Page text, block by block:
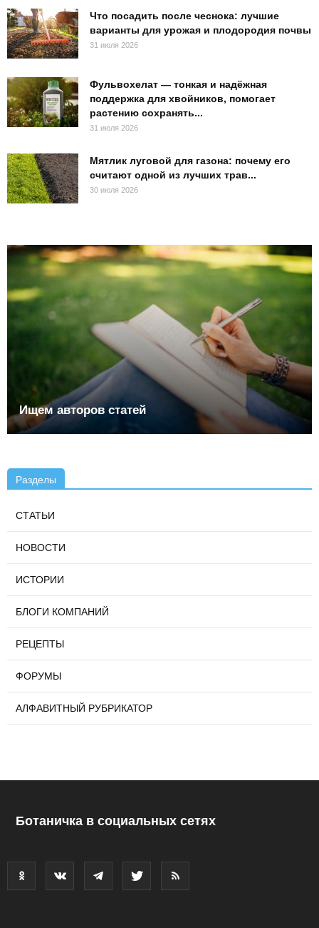
Что посадить после чеснока: лучшие
варианты для урожая и плодородия почвы
31 июля 2026
Фульвохелат — тонкая и надёжная
поддержка для хвойников, помогает
растению сохранять...
31 июля 2026
Мятлик луговой для газона: почему его
считают одной из лучших трав...
30 июля 2026
Ищем авторов статей
Разделы
СТАТЬИ
НОВОСТИ
ИСТОРИИ
БЛОГИ КОМПАНИЙ
РЕЦЕПТЫ
ФОРУМЫ
АЛФАВИТНЫЙ РУБРИКАТОР
Ботаничка в социальных сетях